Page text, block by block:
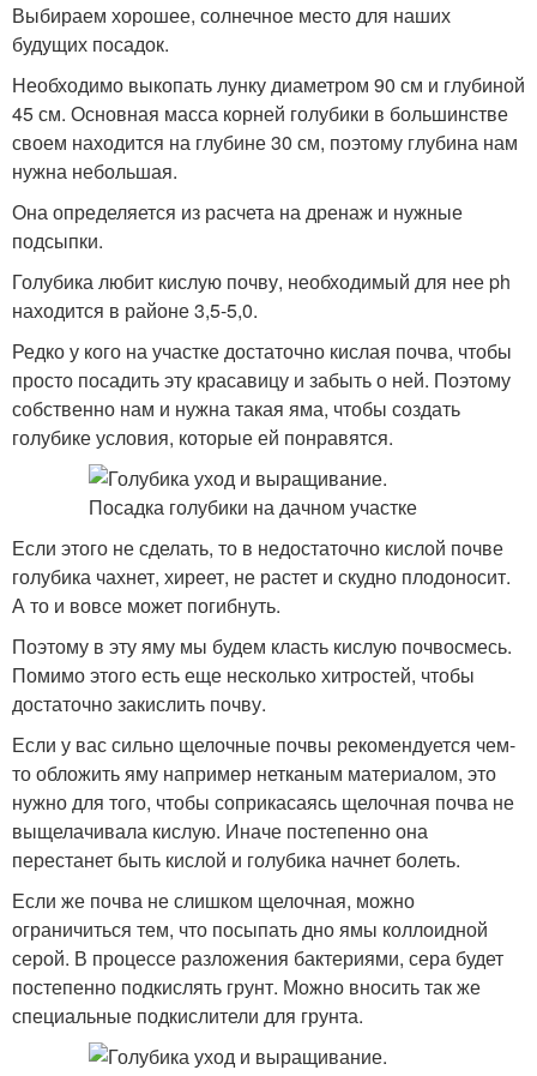
Выбираем хорошее, солнечное место для наших
будущих посадок.
Необходимо выкопать лунку диаметром 90 см и глубиной
45 см. Основная масса корней голубики в большинстве
своем находится на глубине 30 см, поэтому глубина нам
нужна небольшая.
Она определяется из расчета на дренаж и нужные
подсыпки.
Голубика любит кислую почву, необходимый для нее ph
находится в районе 3,5-5,0.
Редко у кого на участке достаточно кислая почва, чтобы
просто посадить эту красавицу и забыть о ней. Поэтому
собственно нам и нужна такая яма, чтобы создать
голубике условия, которые ей понравятся.
Если этого не сделать, то в недостаточно кислой почве
голубика чахнет, хиреет, не растет и скудно плодоносит.
А то и вовсе может погибнуть.
Поэтому в эту яму мы будем класть кислую почвосмесь.
Помимо этого есть еще несколько хитростей, чтобы
достаточно закислить почву.
Если у вас сильно щелочные почвы рекомендуется чем-
то обложить яму например нетканым материалом, это
нужно для того, чтобы соприкасаясь щелочная почва не
выщелачивала кислую. Иначе постепенно она
перестанет быть кислой и голубика начнет болеть.
Если же почва не слишком щелочная, можно
ограничиться тем, что посыпать дно ямы коллоидной
серой. В процессе разложения бактериями, сера будет
постепенно подкислять грунт. Можно вносить так же
специальные подкислители для грунта.